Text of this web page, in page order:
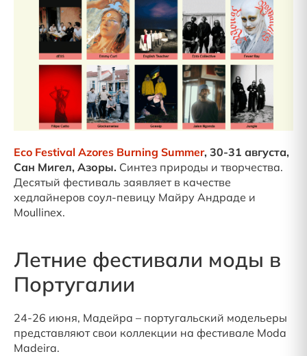
Eco Festival Azores Burning Summer, 30-31 августа,
Сан Мигел, Азоры. Синтез природы и творчества.
Десятый фестиваль заявляет в качестве
хедлайнеров соул-певицу Майру Андраде и
Moullinex.
Летние фестивали моды в
Португалии
24-26 июня, Мадейра – португальский модельеры
представляют свои коллекции на фестивале Moda
Madeira.